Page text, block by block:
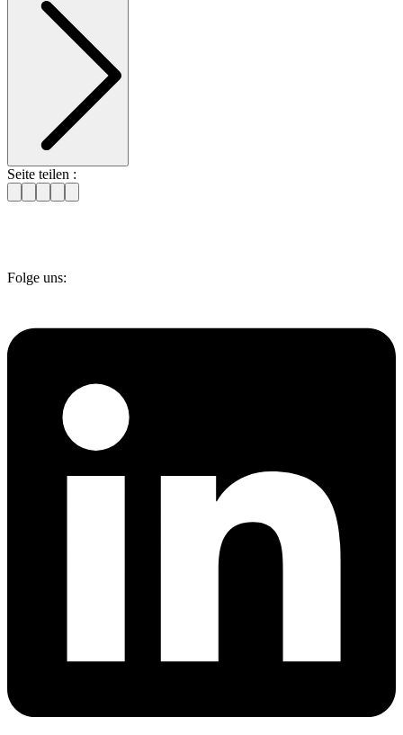
Seite teilen :
Folge uns: